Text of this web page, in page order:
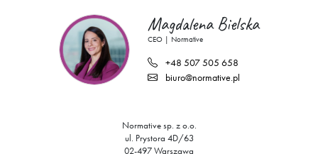
Magdalena Bielska
CEO | Normative
+48 507 505 658
biuro@normative.pl
Normative sp. z o.o.
ul. Prystora 4D/63
02-497 Warszawa